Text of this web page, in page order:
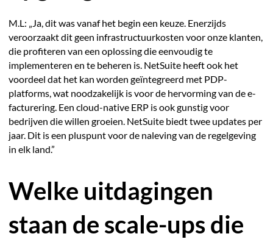
M.L: „Ja, dit was vanaf het begin een keuze. Enerzijds
veroorzaakt dit geen infrastructuurkosten voor onze klanten,
die profiteren van een oplossing die eenvoudig te
implementeren en te beheren is. NetSuite heeft ook het
voordeel dat het kan worden geïntegreerd met PDP-
platforms, wat noodzakelijk is voor de hervorming van de e-
facturering. Een cloud-native ERP is ook gunstig voor
bedrijven die willen groeien. NetSuite biedt twee updates per
jaar. Dit is een pluspunt voor de naleving van de regelgeving
in elk land.”
Welke uitdagingen
staan de scale-ups die